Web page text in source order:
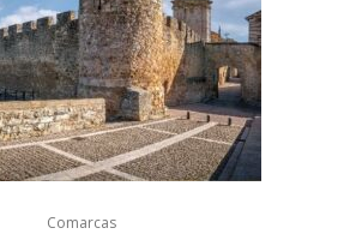
Comarcas